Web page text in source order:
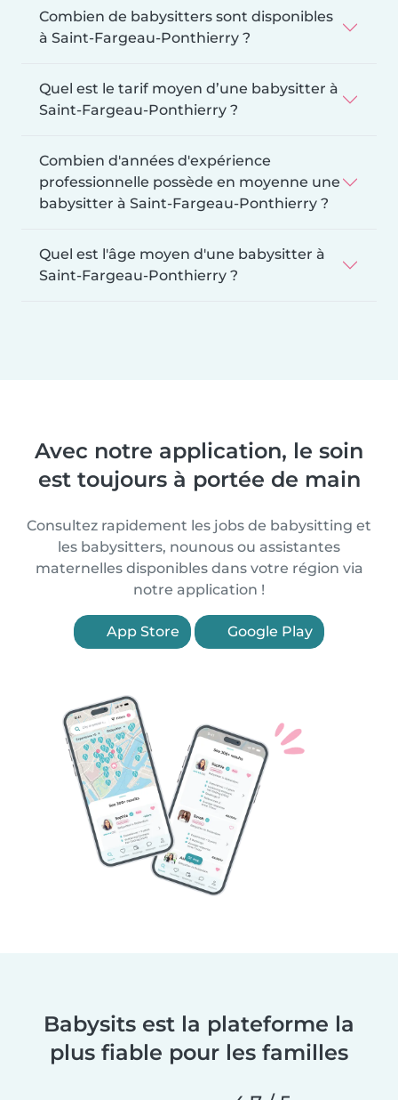
Combien de babysitters sont disponibles
à Saint-Fargeau-Ponthierry ?
Quel est le tarif moyen d’une babysitter à
Saint-Fargeau-Ponthierry ?
Combien d'années d'expérience
professionnelle possède en moyenne une
babysitter à Saint-Fargeau-Ponthierry ?
Quel est l'âge moyen d'une babysitter à
Saint-Fargeau-Ponthierry ?
Avec notre application, le soin
est toujours à portée de main
Consultez rapidement les jobs de babysitting et
les babysitters, nounous ou assistantes
maternelles disponibles dans votre région via
notre application !
App Store Google Play
Babysits est la plateforme la
plus fiable pour les familles